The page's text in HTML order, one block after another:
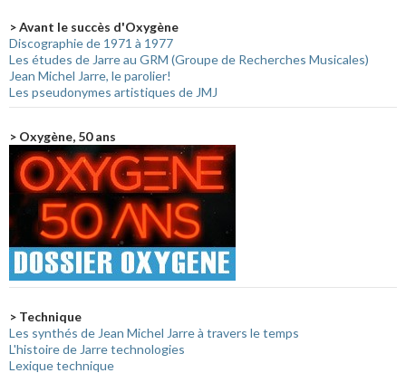
> Avant le succès d'Oxygène
Discographie de 1971 à 1977
Les études de Jarre au GRM (Groupe de Recherches Musicales)
Jean Michel Jarre, le parolier!
Les pseudonymes artistiques de JMJ
> Oxygène, 50 ans
> Technique
Les synthés de Jean Michel Jarre à travers le temps
L'histoire de Jarre technologies
Lexique technique